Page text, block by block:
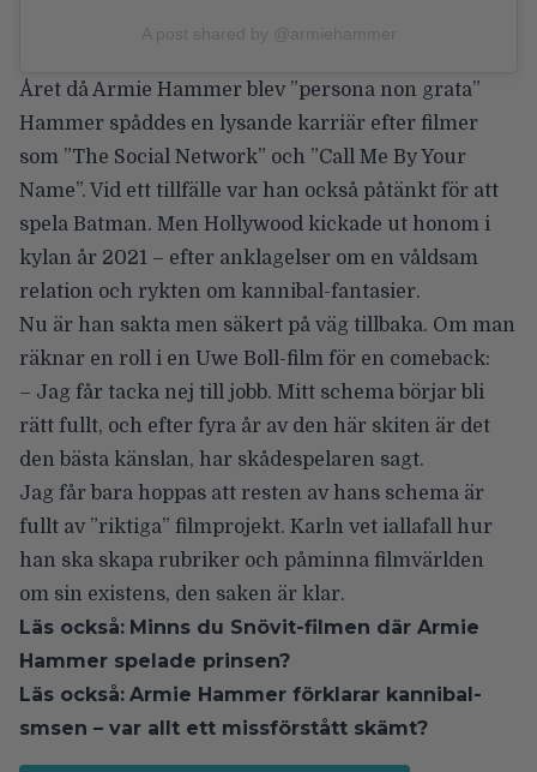
A post shared by @armiehammer
Året då Armie Hammer blev ”persona non grata”
Hammer spåddes en lysande karriär efter filmer
som ”The Social Network” och ”Call Me By Your
Name”. Vid ett tillfälle var han också påtänkt för att
spela Batman. Men Hollywood kickade ut honom i
kylan år 2021 – efter anklagelser om en våldsam
relation och rykten om kannibal-fantasier.
Nu är han sakta men säkert på väg tillbaka. Om man
räknar en roll i en Uwe Boll-film för en comeback:
– Jag får tacka nej till jobb. Mitt schema börjar bli
rätt fullt, och efter fyra år av den här skiten är det
den bästa känslan, har skådespelaren sagt.
Jag får bara hoppas att resten av hans schema är
fullt av ”riktiga” filmprojekt. Karln vet iallafall hur
han ska skapa rubriker och påminna filmvärlden
om sin existens, den saken är klar.
Läs också: Minns du Snövit-filmen där Armie
Hammer spelade prinsen?
Läs också: Armie Hammer förklarar kannibal-
smsen – var allt ett missförstått skämt?